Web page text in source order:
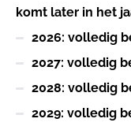
komt later in het
2026: volledig
2027: volledig
2028: volledig
2029: volledig